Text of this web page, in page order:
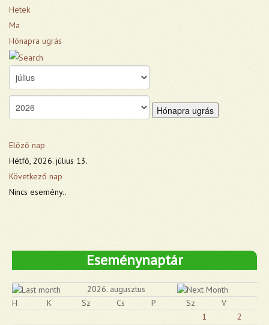
Hetek
Ma
Hónapra ugrás
Hónapra ugrás
Előző nap
Hétfő, 2026. július 13.
Következő nap
Nincs esemény..
Eseménynaptár
2026. augusztus
H
K Sz Cs P Sz
V
1
2